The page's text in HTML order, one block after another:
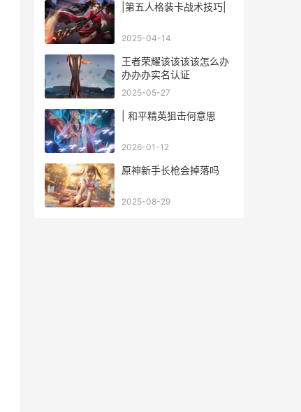
|第五人格装卡战术技巧|
2025-04-14
王者荣耀该该该该怎么办
办办办实名认证
2025-05-27
| 和平精英狙击何意思
2026-01-12
原神新手长枪会掉落吗
2025-08-29